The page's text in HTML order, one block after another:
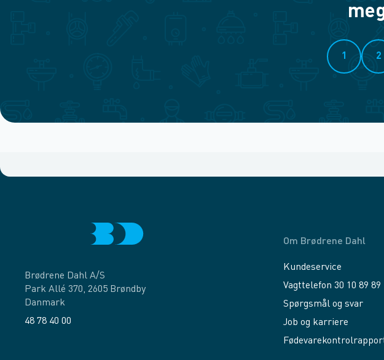
1 2
Brødrene Dahl A/S
Park Allé 370, 2605 Brøndby
Danmark
48 78 40 00
Om Brødrene Dahl
Kundeservice
Vagttelefon 30 10 89 89
Spørgsmål og svar
Job og karriere